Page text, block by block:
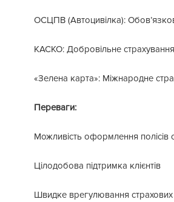
ОСЦПВ (Автоцивілка):
КАСКО: Добровільне
«Зелена карта»: Міжнародне
Переваги:
Можливість оформлення полісів
Цілодобова підтримка клієнтів
Швидке врегулювання страхових